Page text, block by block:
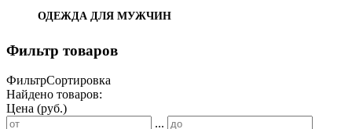
ОДЕЖДА ДЛЯ МУЖЧИН
Фильтр товаров
ФильтрСортировка
Найдено товаров:
Цена (руб.)
...